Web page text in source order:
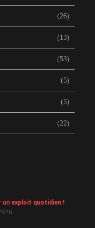
(26)
(13)
(53)
(5)
(5)
(22)
un exploit quotidien !